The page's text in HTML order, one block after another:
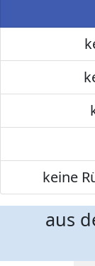
keine
aus